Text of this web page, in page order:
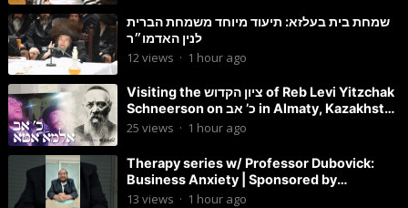
שמחת בית בעלזא: תיעוד מיוחד משמחת הברית
לנין האדמו״ר
12views · 1 hour ago
Visiting the ציון הקדוש of Reb Levi Yitzchak
Schneerson on כ’ אב in Almaty, Kazakhstan
| Yiddish
25 views · 1 hour ago
Therapy series w/ Professor Dubovick:
Business Anxiety | Sponsored by
Globekeeper.co – Status Island
13 views · 1 hour ago